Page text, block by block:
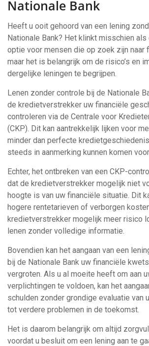
Nationale Bank
Heeft u ooit gehoord van een lening
Nationale Bank? Het klinkt misschien als
optie voor mensen die op zoek zijn naar
maar het is belangrijk om de risico’s en
dergelijke leningen te begrijpen.
Lenen zonder controle bij de Nationale
de kredietverstrekker uw financiële
controleren via de Centrale voor
(CKP). Dit kan aantrekkelijk lijken voor
minder dan perfecte
steeds in aanmerking kunnen komen
Echter, het ontbreken van een CKP-
dat de kredietverstrekker mogelijk niet
hoogte is van uw financiële situatie. Dit
hogere rentetarieven of verborgen
kredietverstrekker mogelijk meer risico
lenen zonder volledige informatie.
Bovendien kan het aangaan van een
bij de Nationale Bank uw financiële
vergroten. Als u al moeite heeft om aan
verplichtingen te voldoen, kan het
schulden zonder grondige evaluatie van
tot verdere problemen in de toekomst.
Het is daarom belangrijk om altijd
voordat u besluit om een lening aan te